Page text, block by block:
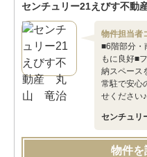
センチュリー21えびす不動
物件担当者
■6階部分
もに良好■
納スペース
常駐で安心
せください♪
センチュ
物件を